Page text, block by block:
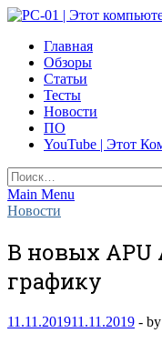
Skip
content
PC-01 | Этот
Компьютерные
Главная
Обзоры
Статьи
Тесты
Новости
ПО
YouTube | Этот
Найти:
Main Menu
Новости
В новых APU
графику
11.11.201911.11.2019 - by